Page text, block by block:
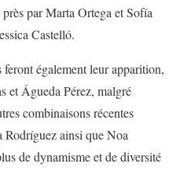
par Marta Ortega et Sofía
Castelló.
également leur apparition,
et Águeda Pérez, malgré
combinaisons récentes
ainsi que Noa
de dynamisme et de diversité